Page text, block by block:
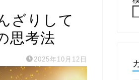
ざりして
思考法
2025年10月12日